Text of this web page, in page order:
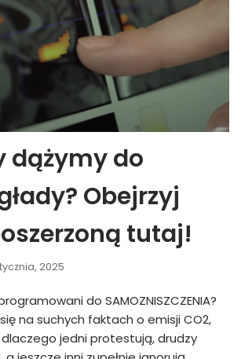
dążymy do
Obejrzyj
tutaj!
2025
do SAMOZNISZCZENIA?
na suchych faktach o emisji CO2,
jedni protestują, drudzy